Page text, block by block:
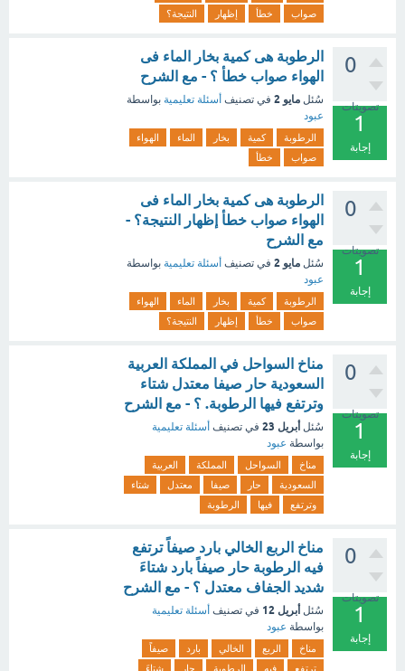
صواب
خطأ إظهار النتيجة؟
0
تصويتات
1
إجابة
الرطوبة هى كمية بخار الماء فى
الهواء صواب خطأ ؟ - مع الشرح
سُئل مايو 2 في تصنيف أسئلة تعليمية بواسطة
عبود
الرطوبة كمية بخار الماء
الهواء
صواب
خطأ
0
تصويتات
1
إجابة
الرطوبة هى كمية بخار الماء فى
الهواء صواب خطأ إظهار النتيجة؟ -
مع الشرح
سُئل مايو 2 في تصنيف أسئلة تعليمية بواسطة
عبود
الرطوبة كمية بخار الماء
الهواء
صواب
خطأ إظهار النتيجة؟
0
تصويتات
1
إجابة
مناخ السواحل في المملكة العربية
السعودية حار صيفا معتدل شتاء
وترتفع فيها الرطوبة. ؟ - مع الشرح
سُئل أبريل 23 في تصنيف أسئلة تعليمية
بواسطة عبود
مناخ السواحل المملكة
العربية
السعودية
حار صيفا معتدل
شتاء
وترتفع
فيها الرطوبة
0
تصويتات
1
إجابة
مناخ الربع الخالي بارد صيفاً ترتفع
فيه الرطوبة حار صيفاً بارد شتاءَ
شديد الجفاف معتدل ؟ - مع الشرح
سُئل أبريل 12 في تصنيف أسئلة تعليمية
بواسطة عبود
مناخ الربع الخالي بارد
صيفاً
ترتفع
فيه الرطوبة حار شتاءَ